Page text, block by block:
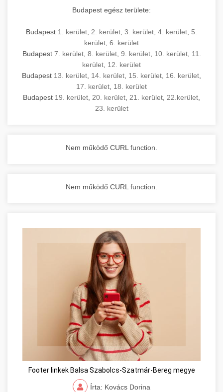
Budapest egész területe:
Budapest 1. kerület 2. kerület 3. kerület 4. kerület 5.
kerület 6. kerület
Budapest 7. kerület, 8. kerület, 9. kerület, 10. kerület, 11.
kerület 12. kerület
Budapest 13. kerület 14. kerület 15. kerület 16. kerület
17. kerület 18. kerület
Budapest 19. kerület 20. kerület 21. kerület 22.kerület
23. kerület
Nem működő CURL function.
Nem működő CURL function.
Footer linkek Balsa Szabolcs-Szatmár-Bereg megye
Írta: Kovács Dorina